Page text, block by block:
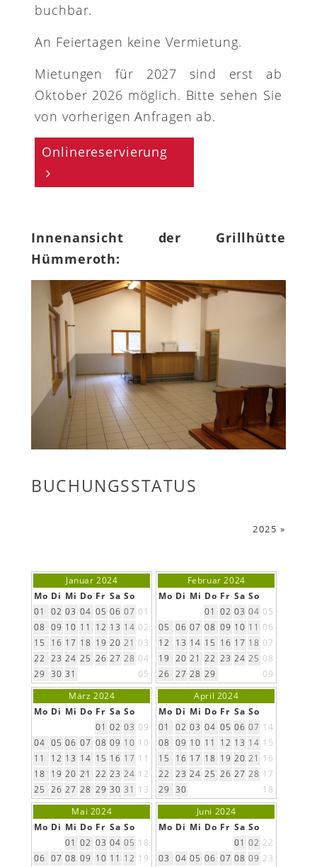
buchbar.
An Feiertagen keine Vermietung.
Mietungen für 2027 sind erst ab
Oktober 2026 möglich. Bitte sehen Sie
von vorherigen Anfragen ab.
Onlinereservierung
Innenansicht der Grillhütte
Hümmeroth:
BUCHUNGSSTATUS
2025 »
Januar 2024
Mo Di Mi Do Fr Sa So
01
02 03 04 05 06 07 01
08
09 10 11 12 13 14 02
15
16 17 18 19 20 21 03
22
23 24 25 26 27 28 04
29
30 31 05
Februar 2024
Mo Di Mi Do Fr Sa So
01
02 03 04 05
05
06 07 08 09 10 11 06
12
13 14 15 16 17 18 07
19
20 21 22 23 24 25 08
26 27 28 29
09
März 2024
Mo Di Mi Do Fr Sa So
01 02 03 09
04 05 06 07 08 09 10 10
11
12 13 14 15 16 17 11
18
19 20 21 22 23 24 12
25
26 27 28 29 30 31 13
April 2024
Mo Di Mi Do Fr Sa So
01
02 03 04 05 06 07 14
08
09 10 11 12 13 14 15
15
16 17 18 19 20 21 16
22
23 24 25 26 27 28 17
29
30
18
Mai 2024
Mo Di Mi Do Fr Sa So
01 02 03 04 05 18
06 07 08 09 10 11 12 19
Juni 2024
Mo Di Mi Do Fr Sa So
01 02 22
03
04 05 06 07 08 09 23